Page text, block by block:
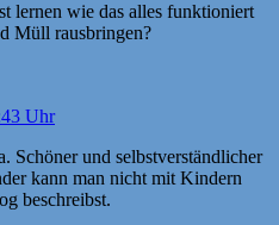
lernen wie das alles funktioniert
Müll rausbringen?
Uhr
Schöner und selbstverständlicher
kann man nicht mit Kindern
beschreibst.